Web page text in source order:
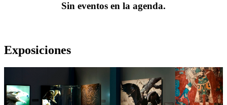
Sin eventos en la agenda.
Exposiciones